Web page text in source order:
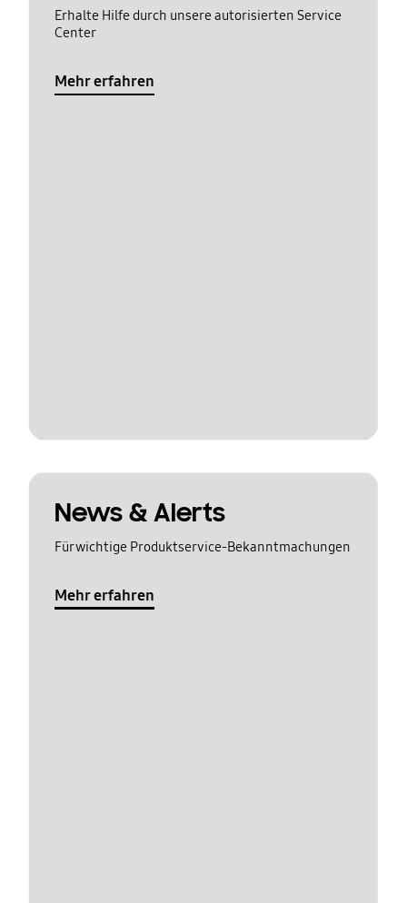
Erhalte Hilfe durch unsere autorisierten Service
Center
Mehr erfahren
News & Alerts
Für wichtige Produktservice-Bekanntmachungen
Mehr erfahren